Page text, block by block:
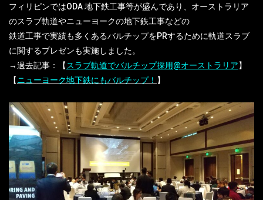
フィリピンではODA 地下鉄工事等が盛んであり、オーストラリア
のスラブ軌道やニューヨークの地下鉄工事などの
鉄道工事で実績も多くあるバルチップをPRするために軌道スラブ
に関するプレゼンも実施しました。
→過去記事：【スラブ軌道でバルチップ採用@オーストラリア】
【ニューヨーク地下鉄にもバルチップ！ 】